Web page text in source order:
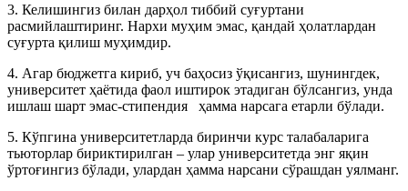
3. Келишингиз билан дарҳол тиббий суғуртани
расмийлаштиринг. Нархи муҳим эмас, қандай ҳолатлардан
суғурта қилиш муҳимдир.
4. Агар бюджетга кириб, уч баҳосиз ўқисангиз, шунингдек,
университет ҳаётида фаол иштирок этадиган бўлсангиз, унда
ишлаш шарт эмас-стипендия ҳамма нарсага етарли бўлади.
5. Кўпгина университетларда биринчи курс талабаларига
тьюторлар бириктирилган – улар университетда энг яқин
ўртоғингиз бўлади, улардан ҳамма нарсани сўрашдан уялманг.